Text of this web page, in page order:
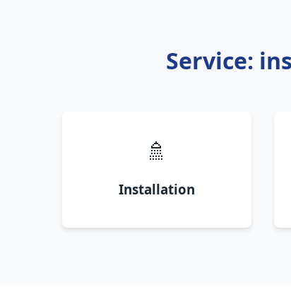
Service:
🚿
Installation